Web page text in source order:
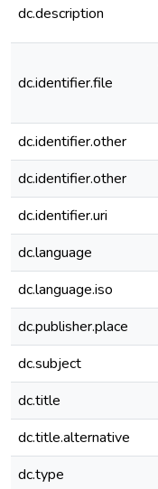
dc.description
dc.identifier.file
dc.identifier.other
dc.identifier.other
dc.identifier.uri
dc.language
dc.language.iso
dc.publisher.place
dc.subject
dc.title
dc.title.alternative
dc.type